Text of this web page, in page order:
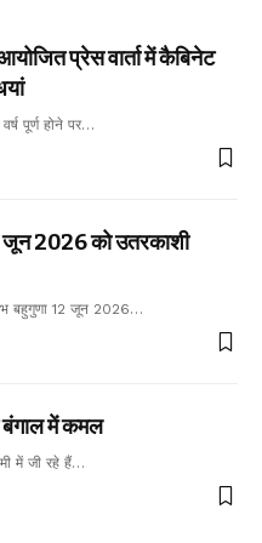
प्रेस वार्ता में कैबिनेट
पूर्ण होने पर…
जून 2026 को उतरकाशी
बहुगुणा 12 जून 2026…
बंगाल में कमल
में जी रहे हैं…